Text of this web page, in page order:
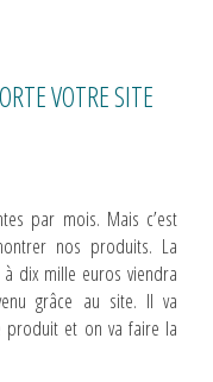
VOTRE SITE
par mois. Mais c’est
nos produits. La
dix mille euros viendra
grâce au site. Il va
produit et on va faire la